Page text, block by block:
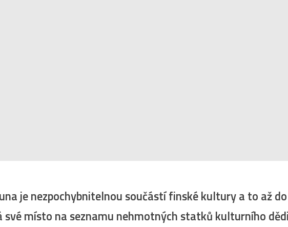
je nezpochybnitelnou součástí finské kultury a to až
své místo na seznamu nehmotných statků kulturního